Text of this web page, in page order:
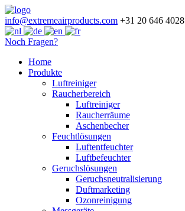
info@extremeairproducts.com +31 20 646 4028
Noch Fragen?
Skip
Home
Produkte
Luftreiniger
Raucherbereich
Luftreiniger
Raucherräume
Aschenbecher
Feuchtlösungen
Luftentfeuchter
Luftbefeuchter
Geruchslösungen
Geruchsneutralisierung
Duftmarketing
Ozonreinigung